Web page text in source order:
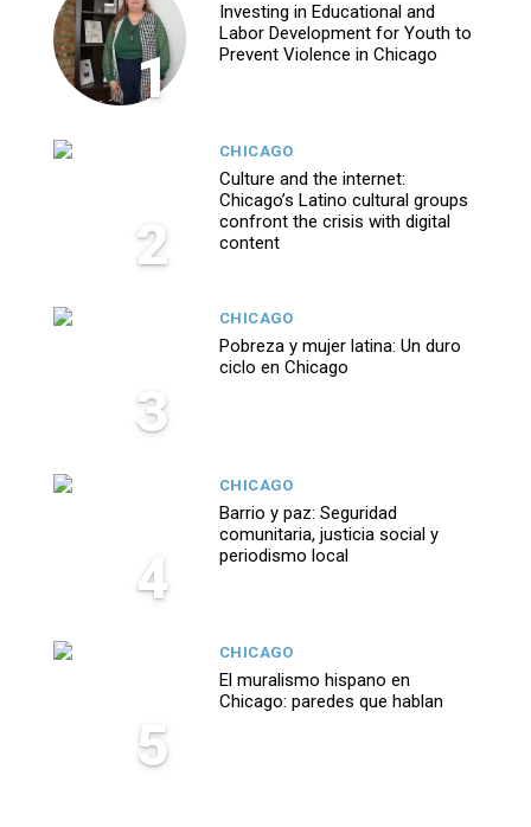
1
Investing in Educational and
Labor Development for Youth to
Prevent Violence in Chicago
2
CHICAGO
Culture and the internet:
Chicago’s Latino cultural groups
confront the crisis with digital
content
3
CHICAGO
Pobreza y mujer latina: Un duro
ciclo en Chicago
4
CHICAGO
Barrio y paz: Seguridad
comunitaria, justicia social y
periodismo local
5
CHICAGO
El muralismo hispano en
Chicago: paredes que hablan